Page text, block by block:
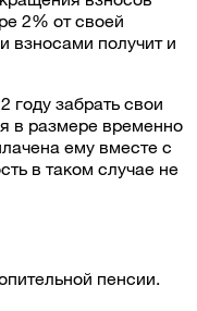
2% от своей
взносами получит и
году забрать свои
в размере временно
ему вместе с
в таком случае не
пенсии.